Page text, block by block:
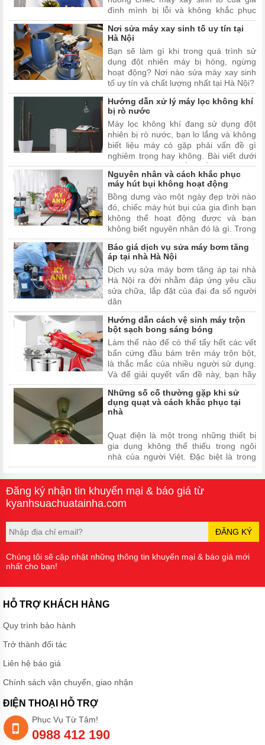
đình mình bị lỗi và không khắc phục
được. Hãy cùng Kỳ Anh Sửa Chữa Tại
Nhà đi tìm hiểu những lỗi thường gặp
trên máy xay sinh tố trong bài viết dưới
đây nhé!
Nơi sửa máy xay sinh tố uy tín tại
Hà Nội
Bạn sẽ làm gì khi trong quá trình sử
dụng đột nhiên máy bị hỏng, ngừng
hoạt động? Nơi nào sửa máy xay sinh
tố uy tín và chất lượng nhất tại Hà Nội?
Hướng dẫn xử lý máy lọc không khí
bị rò nước
Máy lọc không khí đang sử dụng đột
nhiên bị rò nước, bạn lo lắng và không
biết liệu máy có gặp phải vấn đề gì
nghiêm trọng hay không. Bài viết dưới
đây sẽ giải đáp thắc mắc và hướng
dẫn bạn cách xử lý máy lọc không khí
bị rò nước nhanh và hiệu quả nhất.
Nguyên nhân và cách khắc phục
máy hút bụi không hoạt động
Bồng dưng vào một ngày đẹp trời nào
đó, chiếc máy hút bụi của gia đình bạn
không thể hoạt động được và bạn
không biết nguyên nhân đó là gì. Trong
bài viết này, chúng tôi sẽ chỉ ra những
nguyên nhân và cách khắc phục máy
hút bụi không hoạt đ...
Báo giá dịch vụ sửa máy bơm tăng
áp tại nhà Hà Nội
Dịch vụ sửa máy bơm tăng áp tại nhà
Hà Nội ra đời nhằm đáp ứng yêu cầu
sửa chữa, lắp đặt của đại đa số người
dân
Hướng dẫn cách vệ sinh máy trộn
bột sạch bong sáng bóng
Làm thế nào để có thể tẩy hết các vết
bẩn cứng đầu bám trên máy trộn bột,
là thắc mắc của nhiều người sử dụng.
Và để giải quyết vấn đề này, bạn hãy
cùng Kỳ Anh Sửa Chữa Tại Nhà đi tìm
hiểu cách để giúp máy trộn bột nhà
bạn luôn sạch bong và sáng bóng như
mới nhé!
Những số cố thường gặp khi sử
dụng quạt và cách khắc phục tại
nhà
Quạt điện là một trong những thiết bị
gia dụng không thể thiếu trong ngôi
nhà của người Việt. Đặc biệt là trong
những ngày hè oi ả như hiện tại thì nhu
cầu sử dụng lại càng gia tăng khiến
thậm chí là quá tải khiến chúng gặp
một số sự cố không mo...
Đăng ký nhận tin khuyến mại & báo giá từ
kyanhsuachuatainha.com
ĐĂNG KÝ
Chúng tôi sẽ cập nhật những thông tin khuyến mại & báo giá mới
nhất cho bạn!
HỖ TRỢ KHÁCH HÀNG
Quy trình bảo hành
Trở thành đối tác
Liên hệ báo giá
Chính sách vận chuyển, giao nhận
ĐIỆN THOẠI HỖ TRỢ
Phục Vụ Từ Tâm!
0988 412 190